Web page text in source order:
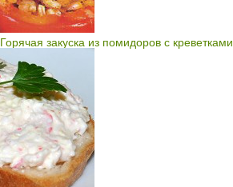
Горячая закуска из помидоров с креветками